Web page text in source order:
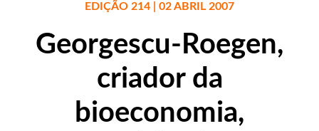
EDIÇÃO 214 | 02 ABRIL 2007
Georgescu-Roegen,
criador da
bioeconomia,